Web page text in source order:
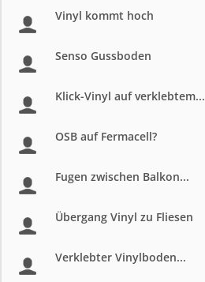
Vinyl kommt hoch
Senso Gussboden
Klick-Vinyl auf verklebtem...
OSB auf Fermacell?
Fugen zwischen Balkon...
Übergang Vinyl zu Fliesen
Verklebter Vinylboden...